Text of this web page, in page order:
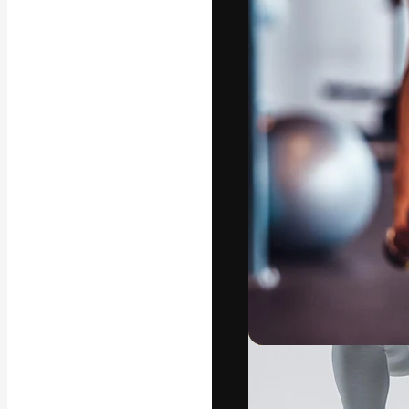
La plateforme
vos meilleurs
d’abonnés :
Français
Copyright © 2010-